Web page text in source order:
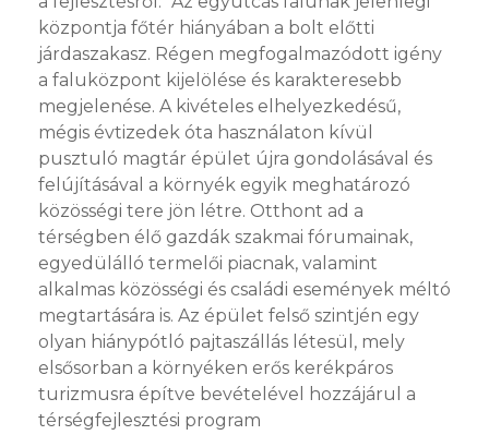
központja főtér hiányában a bolt előtti
járdaszakasz. Régen megfogalmazódott igény
a faluközpont kijelölése és karakteresebb
megjelenése. A kivételes elhelyezkedésű,
mégis évtizedek óta használaton kívül
pusztuló magtár épület újra gondolásával és
felújításával a környék egyik meghatározó
közösségi tere jön létre. Otthont ad a
térségben élő gazdák szakmai fórumainak,
egyedülálló termelői piacnak, valamint
alkalmas közösségi és családi események méltó
megtartására is. Az épület felső szintjén egy
olyan hiánypótló pajtaszállás létesül, mely
elsősorban a környéken erős kerékpáros
turizmusra építve bevételével hozzájárul a
térségfejlesztési program